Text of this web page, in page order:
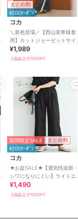
まとめ割
¥200ｸｰﾎﾟﾝ
コカ
＼新色登場／【西山茉希様着
用】カットジョーゼットサイ
ドラインパンツ 全5色 / シワに
なりにくい
¥1,989
2点以上で10%OFF
期間限定SALE まとめ割
¥200ｸｰﾎﾟﾝ
コカ
★お盆SALE★【通気性抜群・
シワになりにくい】ライトエ
ンボスタックワイドイージー
パンツ 全2色
¥1,490
2点以上で10%OFF